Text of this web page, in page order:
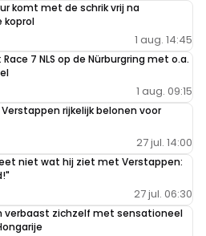
komt met de schrik vrij na
koprol
1 aug. 14:45
7 NLS op de Nürburgring met o.a.
1 aug. 09:15
Verstappen rijkelijk belonen voor
27 jul. 14:00
niet wat hij ziet met Verstappen:
27 jul. 06:30
verbaast zichzelf met sensationeel